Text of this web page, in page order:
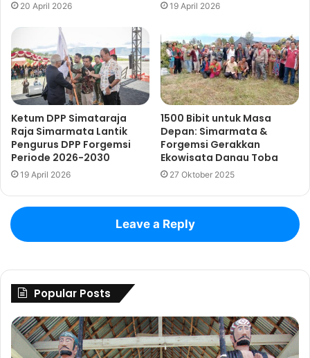
20 April 2026 19 April 2026
Ketum DPP Simataraja
Raja Simarmata Lantik
Pengurus DPP Forgemsi
Periode 2026-2030
19 April 2026
1500 Bibit untuk Masa
Depan: Simarmata &
Forgemsi Gerakkan
Ekowisata Danau Toba
27 Oktober 2025
Leave a Reply
Popular Posts